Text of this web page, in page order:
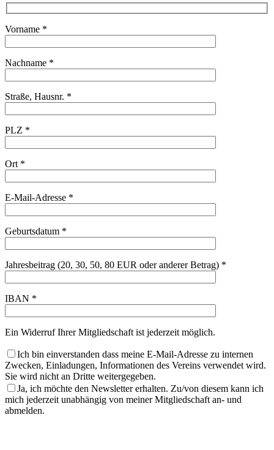
Vorname *
Nachname *
Straße, Hausnr. *
PLZ *
Ort *
E-Mail-Adresse *
Geburtsdatum *
Jahresbeitrag (20, 30, 50, 80 EUR oder anderer Betrag) *
IBAN *
Ein Widerruf Ihrer Mitgliedschaft ist jederzeit möglich.
Ich bin einverstanden dass meine E-Mail-Adresse zu internen
Zwecken, Einladungen, Informationen des Vereins verwendet wird.
Sie wird nicht an Dritte weitergegeben.
Ja, ich möchte den Newsletter erhalten. Zu/von diesem kann ich
mich jederzeit unabhängig von meiner Mitgliedschaft an- und
abmelden.